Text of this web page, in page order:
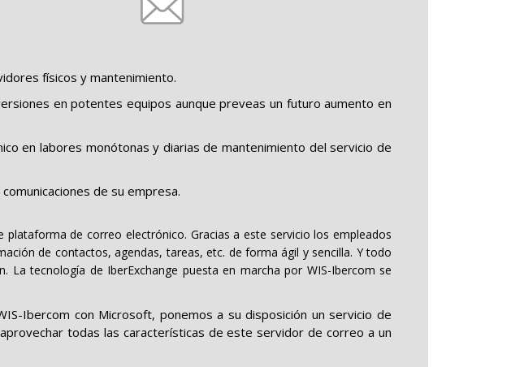
físicos y mantenimiento.
en potentes equipos aunque preveas un futuro aumento en
en labores monótonas y diarias de mantenimiento del servicio de
de su empresa.
de correo electrónico. Gracias a este servicio los empleados
de contactos, agendas, tareas, etc. de forma ágil y sencilla. Y todo
tecnología de IberExchange puesta en marcha por WIS-Ibercom se
Ibercom con Microsoft, ponemos a su disposición un servicio de
todas las características de este servidor de correo a un